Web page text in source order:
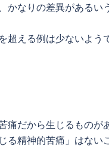
かなりの差異があるい
超える例は少ないよう
痛だから生じるものが
る精神的苦痛」はない